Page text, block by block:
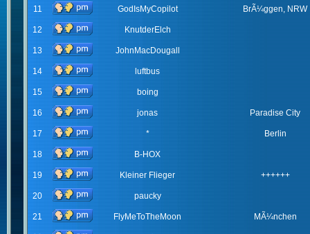
11 GodIsMyCopilot BrÃ¼ggen, NRW
12 KnutderElch
13 JohnMacDougall
14 luftbus
15 boing
16 jonas Paradise City
17 * Berlin
18 B-HOX
19 Kleiner Flieger ++++++
20 paucky
21 FlyMeToTheMoon MÃ¼nchen